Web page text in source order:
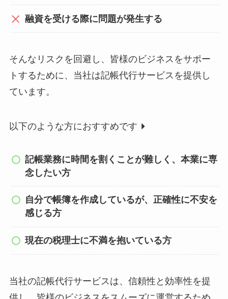
融資を受ける際に問題が発生する
そんなリスクを回避し、皆様のビジネスをサポー
トするために、当社は記帳代行サービスを提供し
ています。
以下のような方におすすめです
記帳業務に時間を割くことが難しく、本業に専
念したい方
自分で帳簿を作成しているが、正確性に不安を
感じる方
現在の税理士に不満を抱いている方
当社の記帳代行サービスは、信頼性と効率性を提